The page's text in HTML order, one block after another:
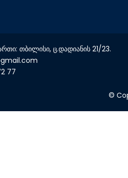
თბილისი, ც.დადიანის 21/23.
77
©